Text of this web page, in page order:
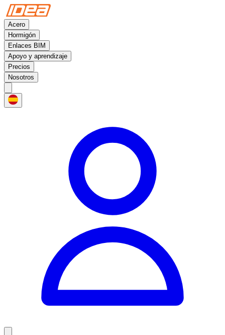
Acero
Hormigón
Enlaces BIM
Apoyo y aprendizaje
Precios
Nosotros